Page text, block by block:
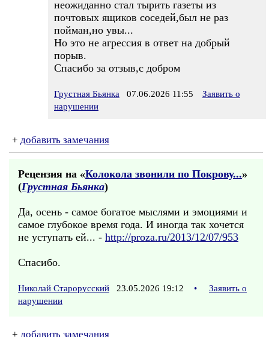
неожиданно стал тырить газеты из
почтовых ящиков соседей,был не раз
пойман,но увы...
Но это не агрессия в ответ на добрый
порыв.
Спасибо за отзыв,с добром
Грустная Бьянка 07.06.2026 11:55
Заявить о
нарушении
+ добавить замечания
Рецензия на «Колокола звонили по Покрову...»
(Грустная Бьянка)
Да, осень - самое богатое мыслями и эмоциями и
самое глубокое время года. И иногда так хочется
не уступать ей... - http://proza.ru/2013/12/07/953
Спасибо.
Николай Старорусский 23.05.2026 19:12 •
Заявить о
нарушении
+ добавить замечания